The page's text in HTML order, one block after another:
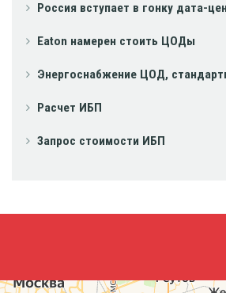
Россия вступает в гонку дата-
Eaton намерен стоить ЦОДы
Энергоснабжение ЦОД,
Расчет ИБП
Запрос стоимости ИБП